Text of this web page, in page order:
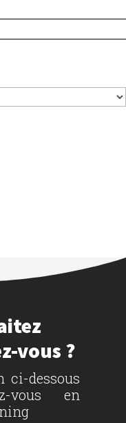
vous ?
ci-dessous
vous en